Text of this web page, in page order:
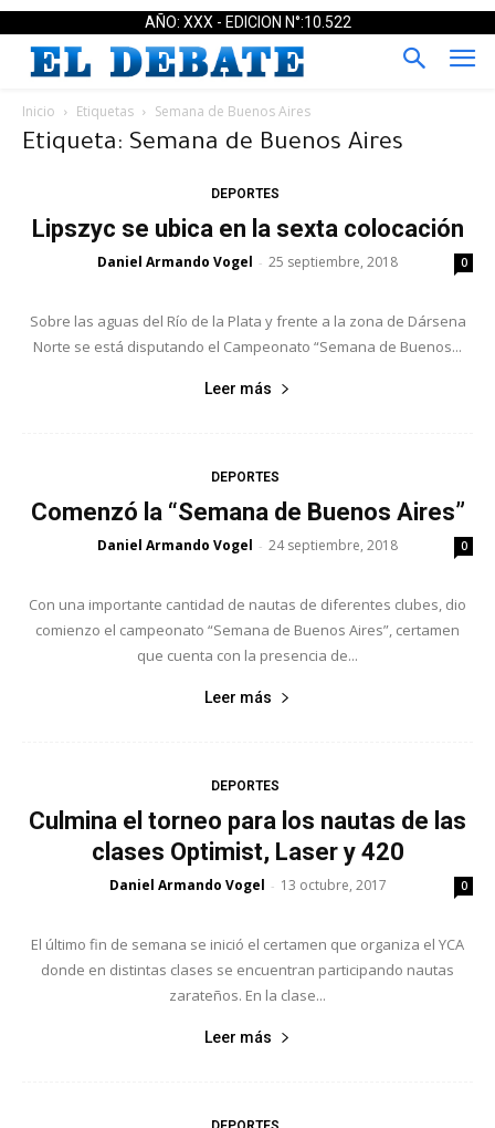
AÑO: XXX - EDICION N°:10.522
Inicio Etiquetas Semana de Buenos Aires
Etiqueta: Semana de Buenos Aires
DEPORTES
Lipszyc se ubica en la sexta colocación
Daniel Armando Vogel - 25 septiembre, 2018 0
Sobre las aguas del Río de la Plata y frente a la zona de Dársena
Norte se está disputando el Campeonato “Semana de Buenos...
Leer más
DEPORTES
Comenzó la “Semana de Buenos Aires”
Daniel Armando Vogel - 24 septiembre, 2018 0
Con una importante cantidad de nautas de diferentes clubes, dio
comienzo el campeonato “Semana de Buenos Aires”, certamen
que cuenta con la presencia de...
Leer más
DEPORTES
Culmina el torneo para los nautas de las
clases Optimist, Laser y 420
Daniel Armando Vogel - 13 octubre, 2017 0
El último fin de semana se inició el certamen que organiza el YCA
donde en distintas clases se encuentran participando nautas
zarateños. En la clase...
Leer más